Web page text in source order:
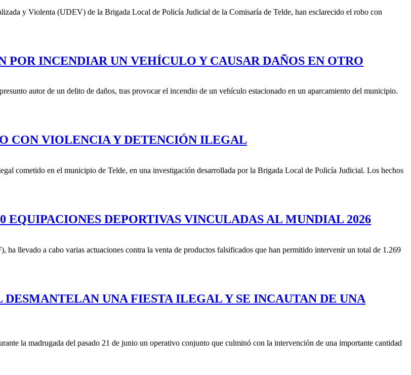
y Violenta (UDEV) de la Brigada Local de Policía Judicial de la Comisaría de Telde, han esclarecido el robo con
INCENDIAR UN VEHÍCULO Y CAUSAR DAÑOS EN OTRO
autor de un delito de daños, tras provocar el incendio de un vehículo estacionado en un aparcamiento del municipio.
CON VIOLENCIA Y DETENCIÓN ILEGAL
cometido en el municipio de Telde, en una investigación desarrollada por la Brigada Local de Policía Judicial. Los hechos
DEPORTIVAS VINCULADAS AL MUNDIAL 2026
llevado a cabo varias actuaciones contra la venta de productos falsificados que han permitido intervenir un total de 1.269
UNA FIESTA ILEGAL Y SE INCAUTAN DE UNA
la madrugada del pasado 21 de junio un operativo conjunto que culminó con la intervención de una importante cantidad